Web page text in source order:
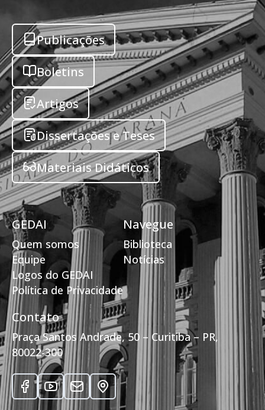
Publicações
Boletins
Artigos
Dissertações e Teses
Materiais Didáticos
GEDAI
Quem somos
Equipe
Logos do GEDAI
Política de Privacidade
Navegue
Biblioteca
Notícias
Contato
Praça Santos Andrade, 50 – Curitiba – PR,
80022-300